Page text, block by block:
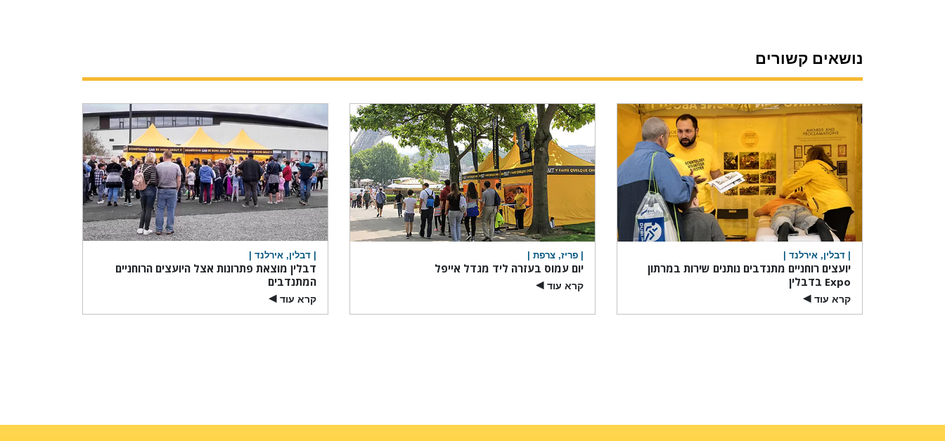
נושאים קשורים
| דבלין, אירלנד |
יועצים רוחניים מתנדבים נותנים שירות במרתון
Expo בדבלין
קרא עוד ▶
| פריז, צרפת |
יום עמוס בעזרה ליד מגדל אייפל
קרא עוד ▶
| דבלין, אירלנד |
דבלין מוצאת פתרונות אצל היועצים הרוחניים
המתנדבים
קרא עוד ▶